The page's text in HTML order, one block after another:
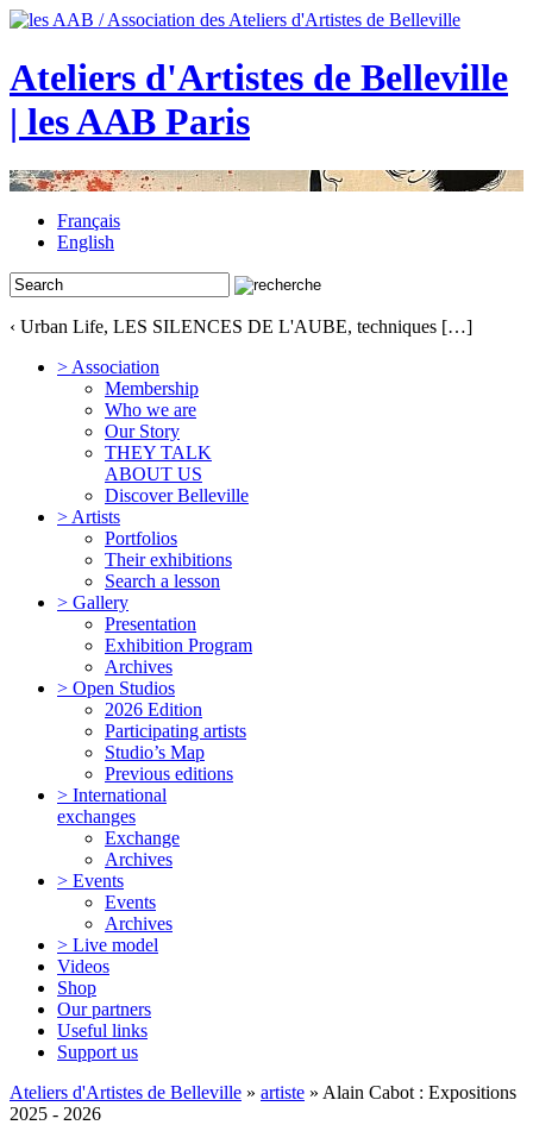
Ateliers d'Artistes de Belleville
| les AAB Paris
Français
English
‹ Urban Life, LES SILENCES DE L'AUBE, techniques […]
> Association
Membership
Who we are
Our Story
THEY TALK
ABOUT US
Discover Belleville
> Artists
Portfolios
Their exhibitions
Search a lesson
> Gallery
Presentation
Exhibition Program
Archives
> Open Studios
2026 Edition
Participating artists
Studio’s Map
Previous editions
> International
exchanges
Exchange
Archives
> Events
Events
Archives
> Live model
Videos
Shop
Our partners
Useful links
Support us
Ateliers d'Artistes de Belleville » artiste » Alain Cabot : Expositions
2025 - 2026